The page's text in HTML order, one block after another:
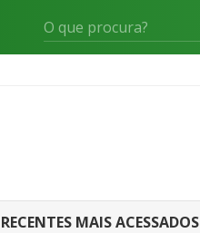
RECENTES MAIS ACESSADOS